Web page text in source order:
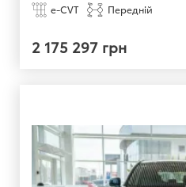
e-CVT
Передній
2 175 297 грн